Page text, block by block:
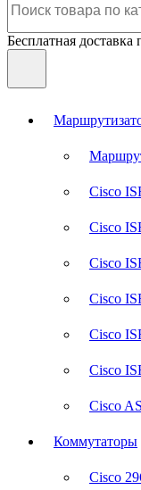
Бесплатная
Cisco
Cisco
Cisco
Cisco
Cisco
Cisco
Cisco
Коммутаторы
Cisco